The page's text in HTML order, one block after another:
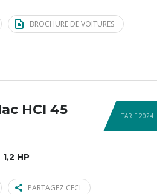
BROCHURE DE VOITURES
TARIF 2024
HCI 45
HP
PARTAGEZ CECI